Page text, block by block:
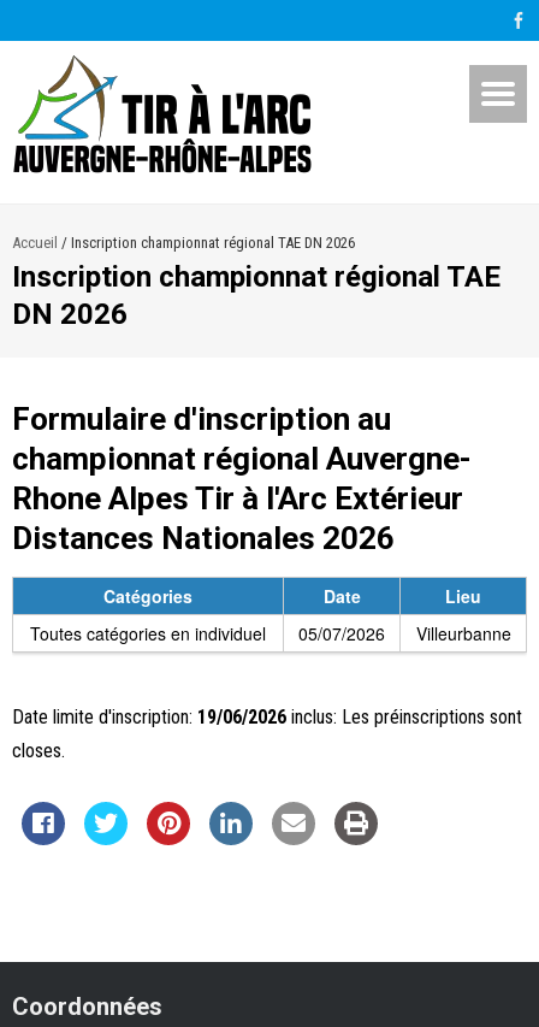
Accueil / Inscription championnat régional TAE DN 2026
Inscription championnat régional TAE
DN 2026
Formulaire d'inscription au
championnat régional Auvergne-
Rhone Alpes Tir à l'Arc Extérieur
Distances Nationales 2026
Catégories Date
Lieu
Toutes catégories en individuel
05/07/2026 Villeurbanne
Date limite d'inscription: 19/06/2026 inclus: Les préinscriptions sont
closes.
Coordonnées